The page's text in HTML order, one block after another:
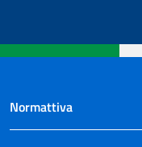
Normattiva